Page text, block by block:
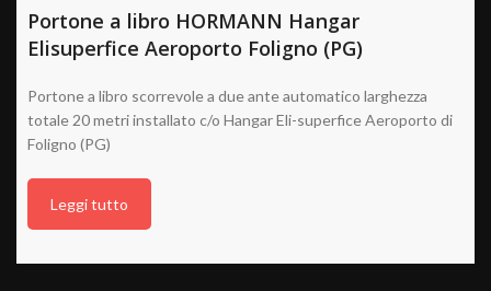
Portone a libro HORMANN Hangar
Elisuperfice Aeroporto Foligno (PG)
Portone a libro scorrevole a due ante automatico larghezza
totale 20 metri installato c/o Hangar Eli-superfice Aeroporto di
Foligno (PG)
Leggi tutto